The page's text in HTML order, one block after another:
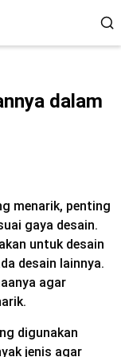
dalam
menarik, penting
gaya desain.
untuk desain
desain lainnya.
agar
digunakan
jenis agar